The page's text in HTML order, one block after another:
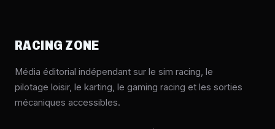
RACING ZONE
Média éditorial indépendant sur le sim racing, le
pilotage loisir, le karting, le gaming racing et les sorties
mécaniques accessibles.